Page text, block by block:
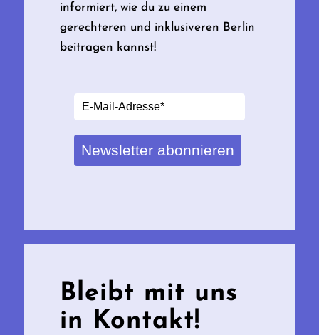
informiert, wie du zu einem
gerechteren und inklusiveren Berlin
beitragen kannst!
Newsletter abonnieren
Bleibt mit uns
in Kontakt!